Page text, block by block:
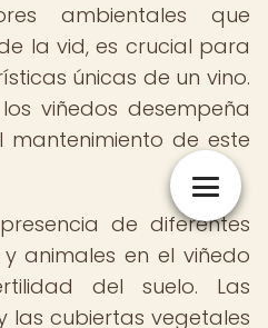
ambientales que
la vid, es crucial para
únicas de un vino.
viñedos desempeña
de este
de diferentes
animales en el viñedo
del suelo. Las
las cubiertas vegetales